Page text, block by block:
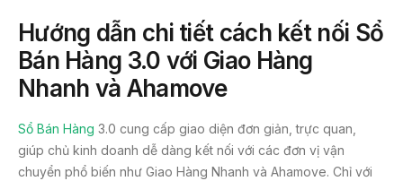
Hướng dẫn chi tiết cách kết nối Sổ
Bán Hàng 3.0 với Giao Hàng
Nhanh và Ahamove
Sổ Bán Hàng 3.0 cung cấp giao diện đơn giản, trực quan,
giúp chủ kinh doanh dễ dàng kết nối với các đơn vị vận
chuyển phổ biến như Giao Hàng Nhanh và Ahamove. Chỉ với